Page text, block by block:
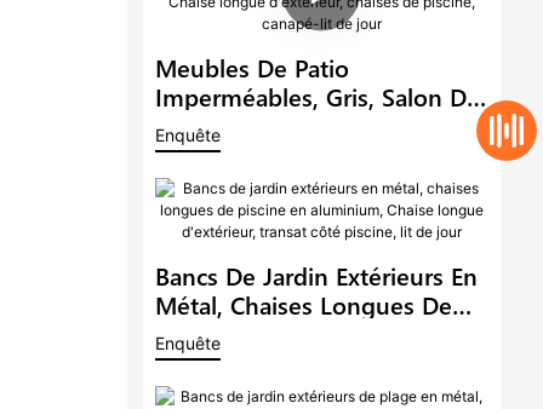
Meubles De Patio
Imperméables, Gris, Salon De
Plage, Ensemble De Chaise
Longue De Luxe, Chaise
Longue D'extérieur, Chaises
De Piscine, Canapé-Lit De
Jour
Enquête
Bancs De Jardin Extérieurs En
Métal, Chaises Longues De
Piscine En Aluminium, Chaise
Longue D'extérieur, Transat
Côté Piscine, Lit De Jour
Enquête